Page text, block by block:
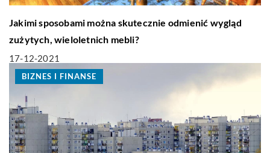
Jakimi sposobami można skutecznie odmienić wygląd
zużytych, wieloletnich mebli?
17-12-2021
BIZNES I FINANSE